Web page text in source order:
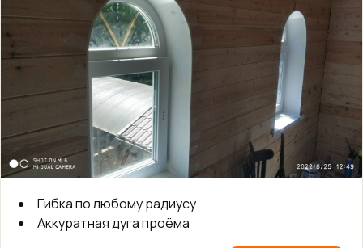
Гибка по любому радиусу
Аккуратная дуга проёма